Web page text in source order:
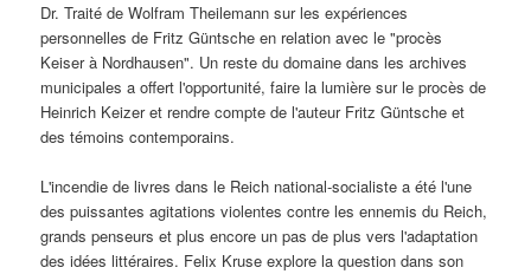
Dr. Traité de Wolfram Theilemann sur les expériences
personnelles de Fritz Güntsche en relation avec le "procès
Keiser à Nordhausen". Un reste du domaine dans les archives
municipales a offert l'opportunité, faire la lumière sur le procès de
Heinrich Keizer et rendre compte de l'auteur Fritz Güntsche et
des témoins contemporains.
L'incendie de livres dans le Reich national-socialiste a été l'une
des puissantes agitations violentes contre les ennemis du Reich,
grands penseurs et plus encore un pas de plus vers l'adaptation
des idées littéraires. Felix Kruse explore la question dans son